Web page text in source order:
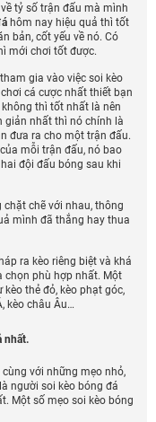
tỷ số trận đấu mà mình
hôm nay hiệu quả thì tốt
bản, cốt yếu về nó. Có
mới chơi tốt được.
gia vào việc soi kèo
cá cược nhất thiết bạn
thì tốt nhất là nên
giản nhất thì nó chính là
đưa ra cho một trận đấu.
mỗi trận đấu, nó bao
đội đấu bóng sau khi
chẽ với nhau, thông
mình đã thắng hay thua
ra kèo riêng biệt và khá
chọn phù hợp nhất. Một
thẻ đỏ, kèo phạt góc,
kèo châu Âu…
nhất.
với những mẹo nhỏ,
người soi kèo bóng đá
Một số mẹo soi kèo bóng